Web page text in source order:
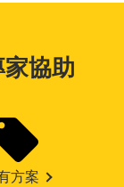
協助
方案